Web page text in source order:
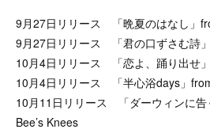
9月27日リリース 「晩夏のはなし」
9月27日リリース 「君の口ずさむ詩
10月4日リリース 「恋よ、踊り出せ
10月4日リリース 「半心浴days」
10月11日リリース 「ダーウィンに
Bee’s Knees